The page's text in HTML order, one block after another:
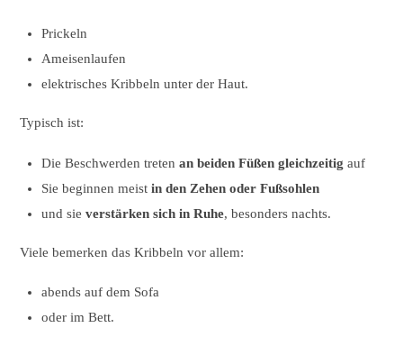
Prickeln
Ameisenlaufen
elektrisches Kribbeln unter der Haut.
Typisch ist:
Die Beschwerden tretenan beiden Füßen gleichzeitig auf
Sie beginnen meistin den Zehen oder Fußsohlen
und sieverstärken sich in Ruhe, besonders nachts.
Viele bemerken das Kribbeln vor allem:
abends auf dem Sofa
oder im Bett.